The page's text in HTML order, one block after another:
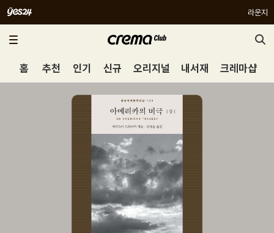
라운지
홈 추천 인기 신규 오리지널 내서재 크레마샵